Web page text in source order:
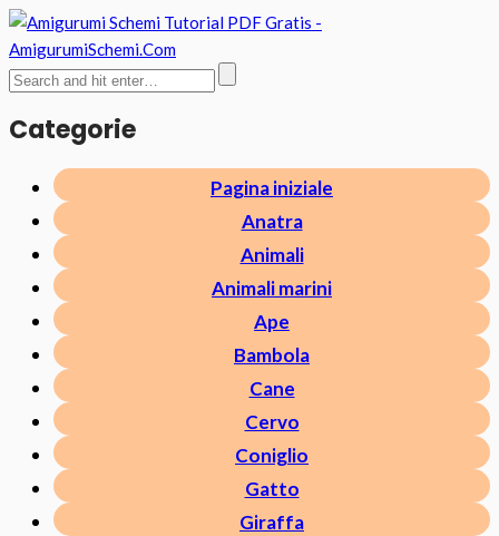
Categorie
Pagina iniziale
Anatra
Animali
Animali marini
Ape
Bambola
Cane
Cervo
Coniglio
Gatto
Giraffa